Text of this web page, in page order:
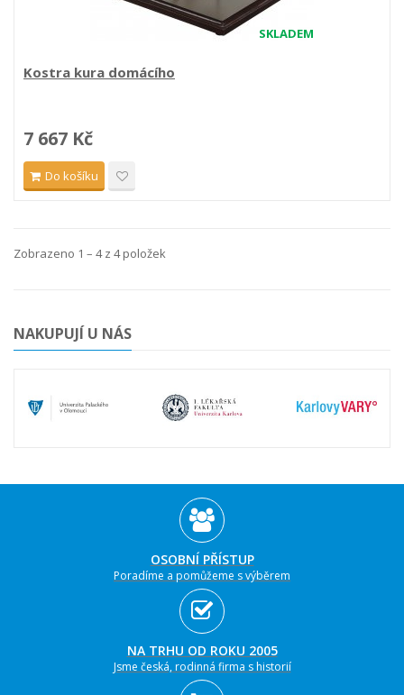
SKLADEM
Kostra kura domácího
7 667 Kč
Do košíku
Zobrazeno 1 – 4 z 4 položek
NAKUPUJÍ U NÁS
OSOBNÍ PŘÍSTUP
Poradíme a pomůžeme s výběrem
NA TRHU OD ROKU 2005
Jsme česká, rodinná firma s historií